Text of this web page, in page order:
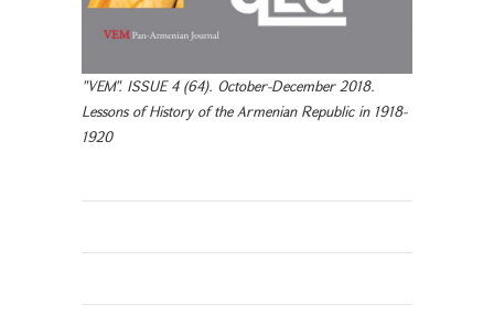
"VEM". ISSUE 4 (64). October-December 2018.
Lessons of History of the Armenian Republic in 1918-
1920